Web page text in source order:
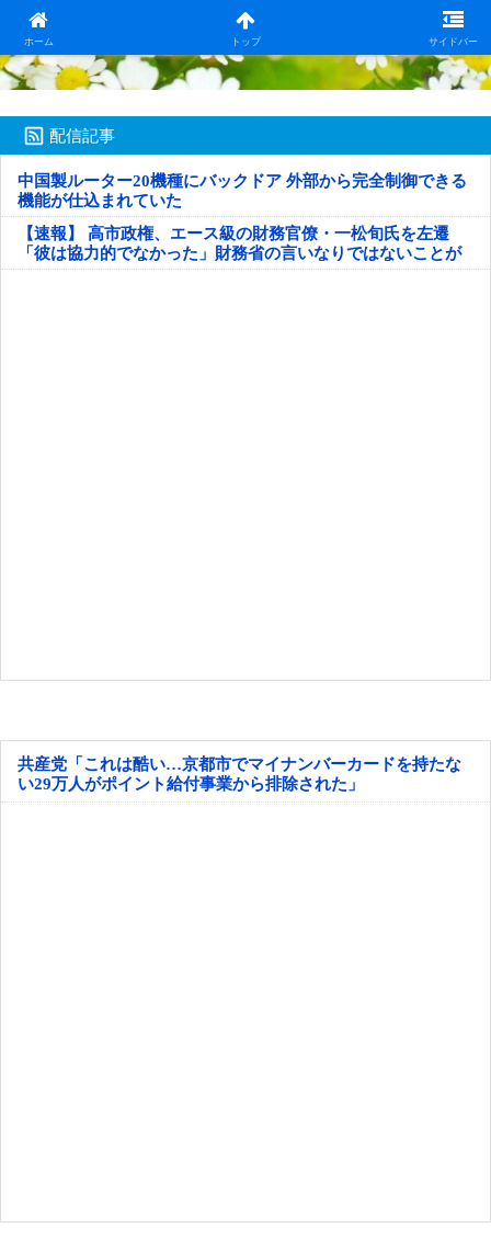
ホーム トップ サイドバー
日本第一！ニュース録
配信記事
中国製ルーター20機種にバックドア 外部から完全制御できる
機能が仕込まれていた
【速報】 高市政権、エース級の財務官僚・一松旬氏を左遷
「彼は協力的でなかった」財務省の言いなりではないことが
判明
共産党「これは酷い…京都市でマイナンバーカードを持たな
い29万人がポイント給付事業から排除された」